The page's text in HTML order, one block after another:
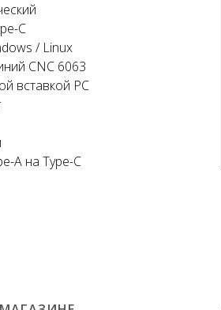
C
/ Linux
CNC 6063
вставкой PC
A на Type-C